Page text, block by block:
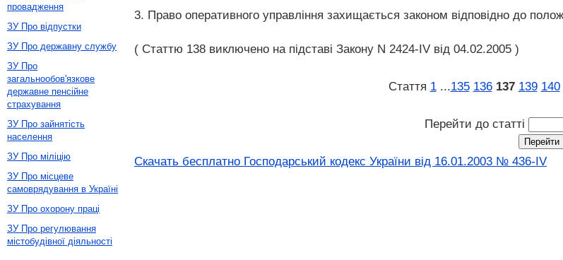
3. Право оперативного управління захищається законом відповідно до
( Статтю 138 виключено на підставі Закону N 2424-IV від 04.02.2005 )
Стаття 1 ...135 136 137 139 140
Перейти до статті
Скачать бесплатно Господарський кодекс України від 16.01.2003 № 436-IV
провадження
ЗУ Про відпустки
ЗУ Про державну службу
ЗУ Про
загальнообов'язкове
державне пенсійне
страхування
ЗУ Про зайнятість
населення
ЗУ Про міліцію
ЗУ Про місцеве
самоврядування в Україні
ЗУ Про охорону праці
ЗУ Про регулювання
містобудівної діяльності